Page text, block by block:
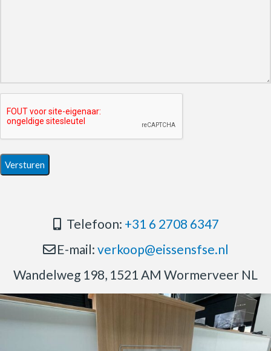
Telefoon: +31 6 2708 6347
E-mail: verkoop@eissensfse.nl
Wandelweg 198, 1521 AM Wormerveer NL